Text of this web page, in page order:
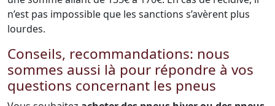
n’est pas impossible que les sanctions s’avèrent plus
lourdes.
Conseils, recommandations: nous
sommes aussi là pour répondre à vos
questions concernant les pneus